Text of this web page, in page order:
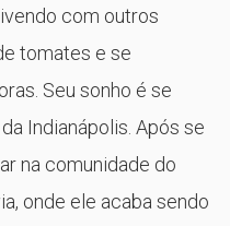
com outros
tomates e se
Seu sonho é se
Indianápolis. Após se
na comunidade do
onde ele acaba sendo